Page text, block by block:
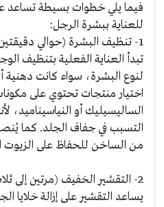
فيما يلي خطوات بسيطة تساعد
للعناية ببشرة الرجل:
1- تنظيف البشرة (حوالي دقيقتين)
تبدأ العناية الفعلية بتنظيف
لنوع البشرة، سواء كانت
اختيار منتجات تحتوي على
الساليسيليك أو النياسيناميد،
التسبب في جفاف الجلد. كما يُنصح
من الساخن للحفاظ على الزيوت
2- التقشير الخفيف (مرتين إلى ثلاث مرات أسبوعيًا)
يساعد التقشير على إزالة خلايا